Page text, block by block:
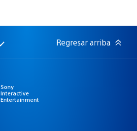
Regresar arriba
Sony
Interactive
Entertainment